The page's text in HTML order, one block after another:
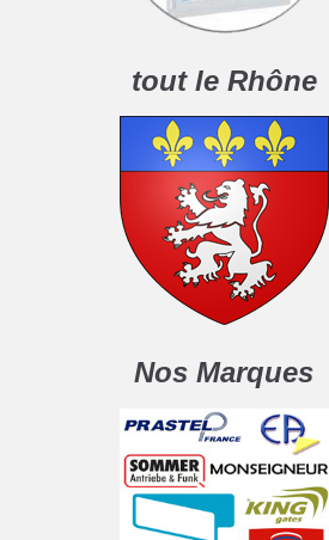
tout le Rhône
Nos Marques